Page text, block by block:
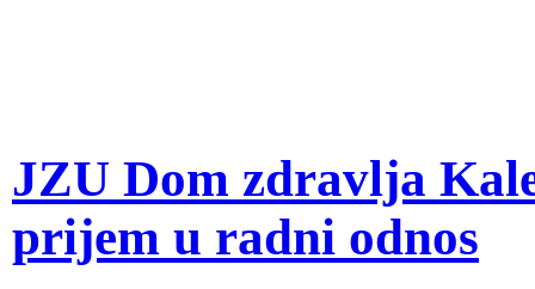
JZU Dom zdravlja
prijem u radni odnos